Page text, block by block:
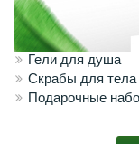
Гели для душа
Скрабы для тела
Подарочные